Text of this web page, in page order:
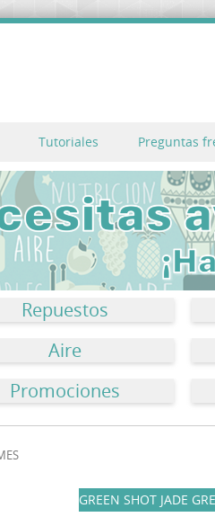
Tutoriales Preguntas
Repuestos
Aire
Promociones
GREEN SHOT JADE